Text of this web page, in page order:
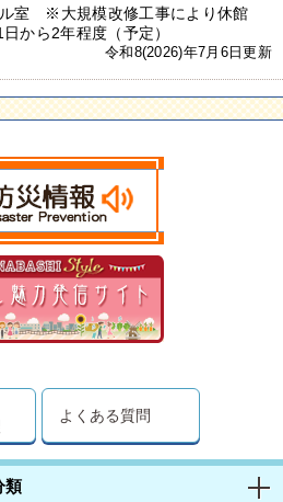
室 ※大規模改修工事により休館
から2年程度（予定）
令和8(2026)年7月6日更新
よくある質問
類